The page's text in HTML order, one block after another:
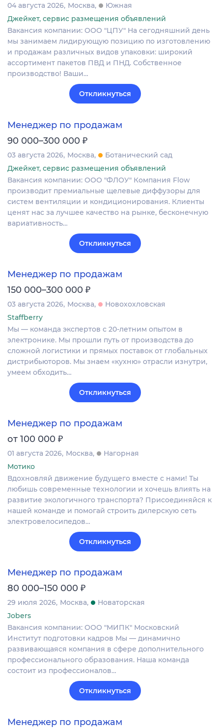
04 августа 2026 Москва
Южная
Джейкет, сервис размещения объявлений
Вакансия компании: ООО "ЦПУ" На сегодняшний день
мы занимаем лидирующую позицию по изготовлению
и продажам различных видов упаковки: широкий
ассортимент пакетов ПВД и ПНД. Собственное
производство! Ваши…
Откликнуться
Менеджер по продажам
90 000–300 000 ₽
03 августа 2026 Москва
Ботанический сад
Джейкет, сервис размещения объявлений
Вакансия компании: ООО "ФЛОУ" Компания Flow
производит премиальные щелевые диффузоры для
систем вентиляции и кондиционирования. Клиенты
ценят нас за лучшее качество на рынке, бесконечную
вариативность…
Откликнуться
Менеджер по продажам
150 000–300 000 ₽
03 августа 2026 Москва
Новохохловская
Staffberry
Мы — команда экспертов с 20-летним опытом в
электронике. Мы прошли путь от производства до
сложной логистики и прямых поставок от глобальных
дистрибьюторов. Мы знаем «кухню» отрасли изнутри,
умеем обходить…
Откликнуться
Менеджер по продажам
от 100 000 ₽
01 августа 2026 Москва
Нагорная
Мотико
Вдохновляй движение будущего вместе с нами! Ты
любишь современные технологии и хочешь влиять на
развитие экологичного транспорта? Присоединяйся к
нашей команде и помогай строить дилерскую сеть
электровелосипедов…
Откликнуться
Менеджер по продажам
80 000–150 000 ₽
29 июля 2026 Москва
Новаторская
Jobers
Вакансия компании: ООО "МИПК" Московский
Институт подготовки кадров Мы — динамично
развивающаяся компания в сфере дополнительного
профессионального образования. Наша команда
состоит из профессионалов…
Откликнуться
Менеджер по продажам